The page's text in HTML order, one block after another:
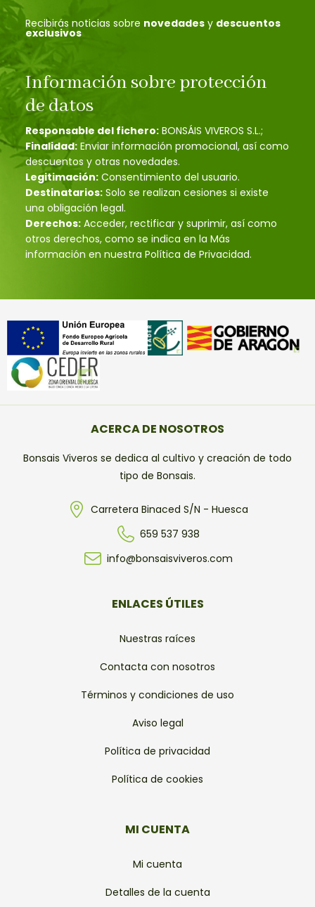
Recibirás noticias sobre novedades y descuentos
exclusivos
Información sobre protección
de datos
Responsable del fichero: BONSÁIS VIVEROS S.L.;
Finalidad: Enviar información promocional, así como
descuentos y otras novedades.
Legitimación: Consentimiento del usuario.
Destinatarios: Solo se realizan cesiones si existe
una obligación legal.
Derechos: Acceder, rectificar y suprimir, así como
otros derechos, como se indica en la Más
información en nuestra Política de Privacidad.
ACERCA DE NOSOTROS
Bonsais Viveros se dedica al cultivo y creación de todo
tipo de Bonsais.
Carretera Binaced S/N - Huesca
659 537 938
info@bonsaisviveros.com
ENLACES ÚTILES
Nuestras raíces
Contacta con nosotros
Términos y condiciones de uso
Aviso legal
Política de privacidad
Política de cookies
MI CUENTA
Mi cuenta
Detalles de la cuenta